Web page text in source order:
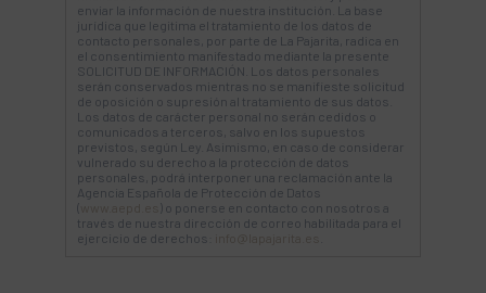
enviar la información de nuestra institución. La base
jurídica que legitima el tratamiento de los datos de
contacto personales, por parte de La Pajarita, radica en
el consentimiento manifestado mediante la presente
SOLICITUD DE INFORMACIÓN. Los datos personales
serán conservados mientras no se manifieste solicitud
de oposición o supresión al tratamiento de sus datos.
Los datos de carácter personal no serán cedidos o
comunicados a terceros, salvo en los supuestos
previstos, según Ley. Asimismo, en caso de considerar
vulnerado su derecho a la protección de datos
personales, podrá interponer una reclamación ante la
Agencia Española de Protección de Datos
(
) o ponerse en contacto con nosotros a
través de nuestra dirección de correo habilitada para el
ejercicio de derechos: